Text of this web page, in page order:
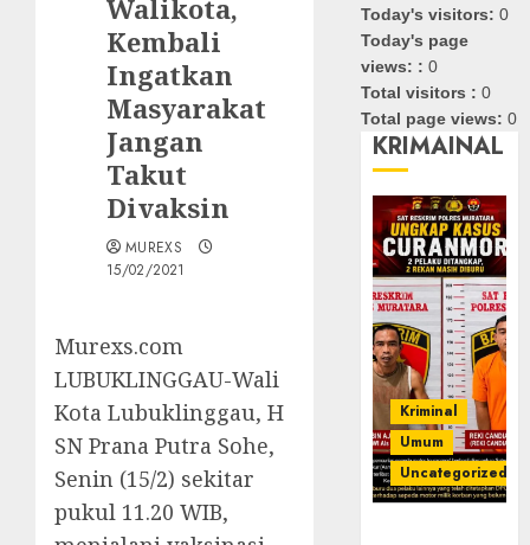
Walikota,
Kembali
Ingatkan
Masyarakat
Jangan
Takut
Divaksin
MUREXS
15/02/2021
Murexs.com
LUBUKLINGGAU-Wali
Kota Lubuklinggau, H
SN Prana Putra Sohe,
Senin (15/2) sekitar
pukul 11.20 WIB,
Today's visitors:0
Today's page
views: :0
Total visitors :0
Total page views:0
KRIMAINAL
Kriminal
Umum
Uncategorized